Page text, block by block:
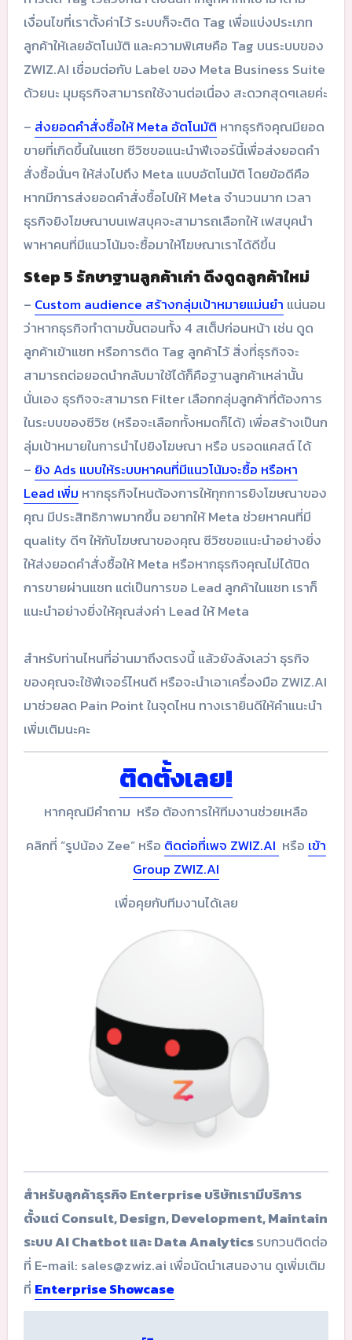
เงื่อนไขที่เราตั้งค่าไว้ ระบบก็จะติด Tag เพื่อแบ่งประเภท
ลูกค้าให้เลยอัตโนมัติ และความพิเศษคือ Tag บนระบบของ
ZWIZ.AI เชื่อมต่อกับ Label ของ Meta Business Suite
ด้วยนะ มุมธุรกิจสามารถใช้งานต่อเนื่อง สะดวกสุดๆเลยค่ะ
– ส่งยอดคำสั่งซื้อให้ Meta อัตโนมัติ หากธุรกิจคุณมียอด
ขายที่เกิดขึ้นในแชท ซีวิซขอแนะนำฟีเจอร์นี้เพื่อส่งยอดคำ
สั่งซื้อนั่นๆ ให้ส่งไปถึง Meta แบบอัตโนมัติ โดยข้อดีคือ
หากมีการส่งยอดคำสั่งซื้อไปให้ Meta จำนวนมาก เวลา
ธุรกิจยิงโฆษณาบนเฟสบุคจะสามารถเลือกให้ เฟสบุคนำ
พาหาคนที่มีแนวโน้มจะซื้อมาให้โฆษณาเราได้ดีขึ้น
Step 5 รักษาฐานลูกค้าเก่า ดึงดูดลูกค้าใหม่
– Custom audience สร้างกลุ่มเป้าหมายแม่นยำ แน่นอน
ว่าหากธุรกิจทำตามขั้นตอนทั้ง 4 สเต็ปก่อนหน้า เช่น ดูด
ลูกค้าเข้าแชท หรือการติด Tag ลูกค้าไว้ สิ่งที่ธุรกิจจะ
สามารถต่อยอดนำกลับมาใช้ได้ก็คือฐานลูกค้าเหล่านั้น
นั่นเอง ธุรกิจจะสามารถ Filter เลือกกลุ่มลูกค้าที่ต้องการ
ในระบบของซีวิซ (หรือจะเลือกทั้งหมดก็ได้) เพื่อสร้างเป็นก
ลุ่มเป้าหมายในการนำไปยิงโฆษณา หรือ บรอดแคสต์ ได้
– ยิง Ads แบบให้ระบบหาคนที่มีแนวโน้มจะซื้อ หรือหา
Lead เพิ่ม หากธุรกิจไหนต้องการให้ทุกการยิงโฆษณาของ
คุณ มีประสิทธิภาพมากขึ้น อยากให้ Meta ช่วยหาคนที่มี
quality ดีๆ ให้กับโฆษณาของคุณ ซีวิซขอแนะนำอย่างยิ่ง
ให้ส่งยอดคำสั่งซื้อให้ Meta หรือหากธุรกิจคุณไม่ได้ปิด
การขายผ่านแชท แต่เป็นการขอ Lead ลูกค้าในแชท เราก็
แนะนำอย่างยิ่งให้คุณส่งค่า Lead ให้ Meta
สำหรับท่านไหนที่อ่านมาถึงตรงนี้ แล้วยังลังเลว่า ธุรกิจ
ของคุณจะใช้ฟีเจอร์ไหนดี หรือจะนำเอาเครื่องมือ ZWIZ.AI
มาช่วยลด Pain Point ในจุดไหน ทางเรายินดีให้คำแนะนำ
เพิ่มเติมนะคะ
ติดตั้งเลย!
หากคุณมีคำถาม หรือ ต้องการให้ทีมงานช่วยเหลือ
คลิกที่ “รูปน้อง Zee” หรือ ติดต่อที่เพจ ZWIZ.AI หรือ เข้า
Group ZWIZ.AI
เพื่อคุยกับทีมงานได้เลย
สำหรับลูกค้าธุรกิจ Enterprise บริษัทเรามีบริการ
ตั้งแต่ Consult, Design, Development, Maintain
ระบบ AI Chatbot และ Data Analyticsรบกวนติดต่อ
ที่ E-mail: sales@zwiz.ai เพื่อนัดนำเสนองาน ดูเพิ่มเติม
ที่ Enterprise Showcase